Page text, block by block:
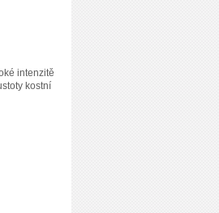
intenzitě
kostní